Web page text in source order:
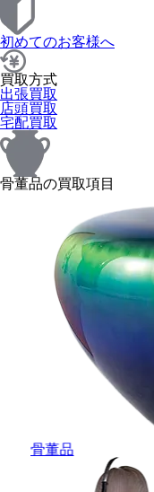
初めてのお客様へ
買取方式
出張買取
店頭買取
宅配買取
骨董品の買取項目
骨董品